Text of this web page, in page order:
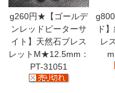
g260円★【ゴールデ
ンレッドピーターサ
イト】天然石ブレス
レットM★12.5mm：
PT-31051
ド
レ